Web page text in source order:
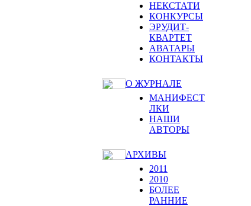
НЕКСТАТИ
КОНКУРСЫ
ЭРУДИТ-
КВАРТЕТ
АВАТАРЫ
КОНТАКТЫ
О ЖУРНАЛЕ
МАНИФЕСТ
ЛКИ
НАШИ
АВТОРЫ
АРХИВЫ
2011
2010
БОЛЕЕ
РАННИЕ